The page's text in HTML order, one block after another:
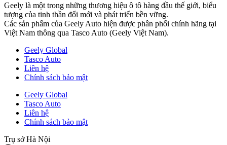
Geely là một trong những thương hiệu ô tô hàng đầu thế giới, biểu
tượng của tinh thần đổi mới và phát triển bền vững.
Các sản phẩm của Geely Auto hiện được phân phối chính hãng tại
Việt Nam thông qua Tasco Auto (Geely Việt Nam).
Geely Global
Tasco Auto
Liên hệ
Chính sách bảo mật
Geely Global
Tasco Auto
Liên hệ
Chính sách bảo mật
Trụ sở Hà Nội